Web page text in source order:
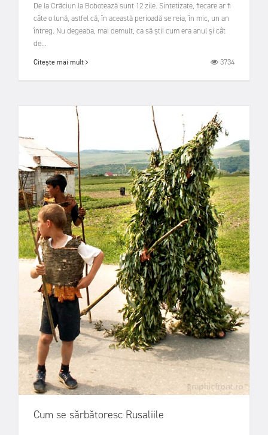
De la Crăciun la Bobotează sunt 12 zile. Sintetizate, fiecare ar fi
câte o lună, astfel că, în această perioadă se reia, în mic, un an
întreg. Nu degeaba, mai demult, ca să știi cum era anul și cât
de...
Citește mai mult 3734
Cum se sărbătoresc Rusaliile